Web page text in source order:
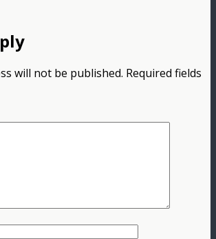
will not be published. Required fields